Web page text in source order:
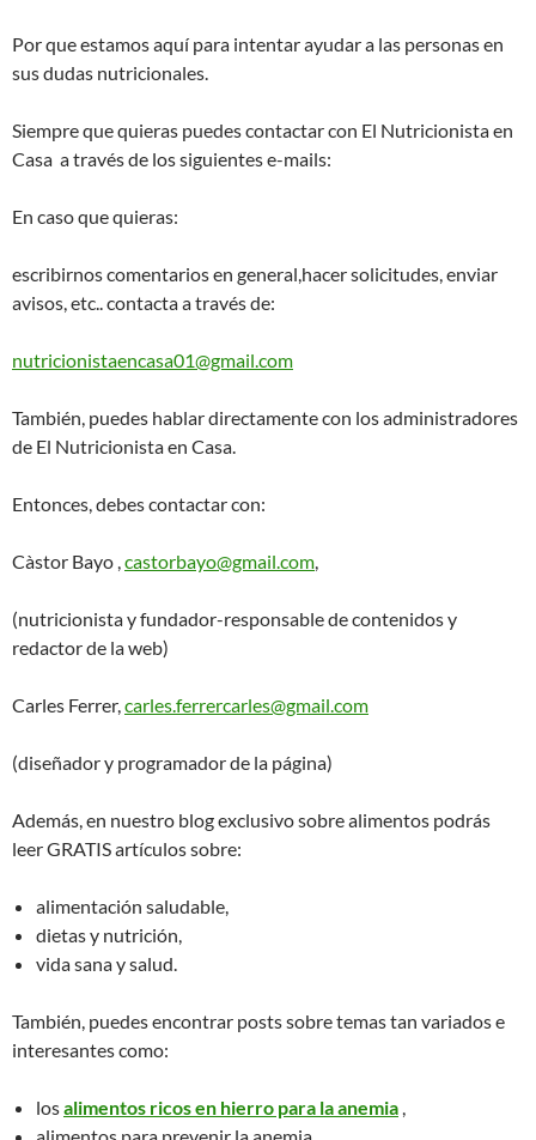
Por que estamos aquí para intentar ayudar a las personas en
sus dudas nutricionales.
Siempre que quieras puedes contactar con El Nutricionista en
Casa a través de los siguientes e-mails:
En caso que quieras:
escribirnos comentarios en general,hacer solicitudes, enviar
avisos, etc.. contacta a través de:
nutricionistaencasa01@gmail.com
También, puedes hablar directamente con los administradores
de El Nutricionista en Casa.
Entonces, debes contactar con:
Càstor Bayo ,castorbayo@gmail.com,
(nutricionista y fundador-responsable de contenidos y
redactor de la web)
Carles Ferrer,carles.ferrercarles@gmail.com
(diseñador y programador de la página)
Además, en nuestro blog exclusivo sobre alimentos podrás
leer GRATIS artículos sobre:
alimentación saludable,
dietas y nutrición,
vida sana y salud.
También, puedes encontrar posts sobre temas tan variados e
interesantes como:
losalimentos ricos en hierro para la anemia ,